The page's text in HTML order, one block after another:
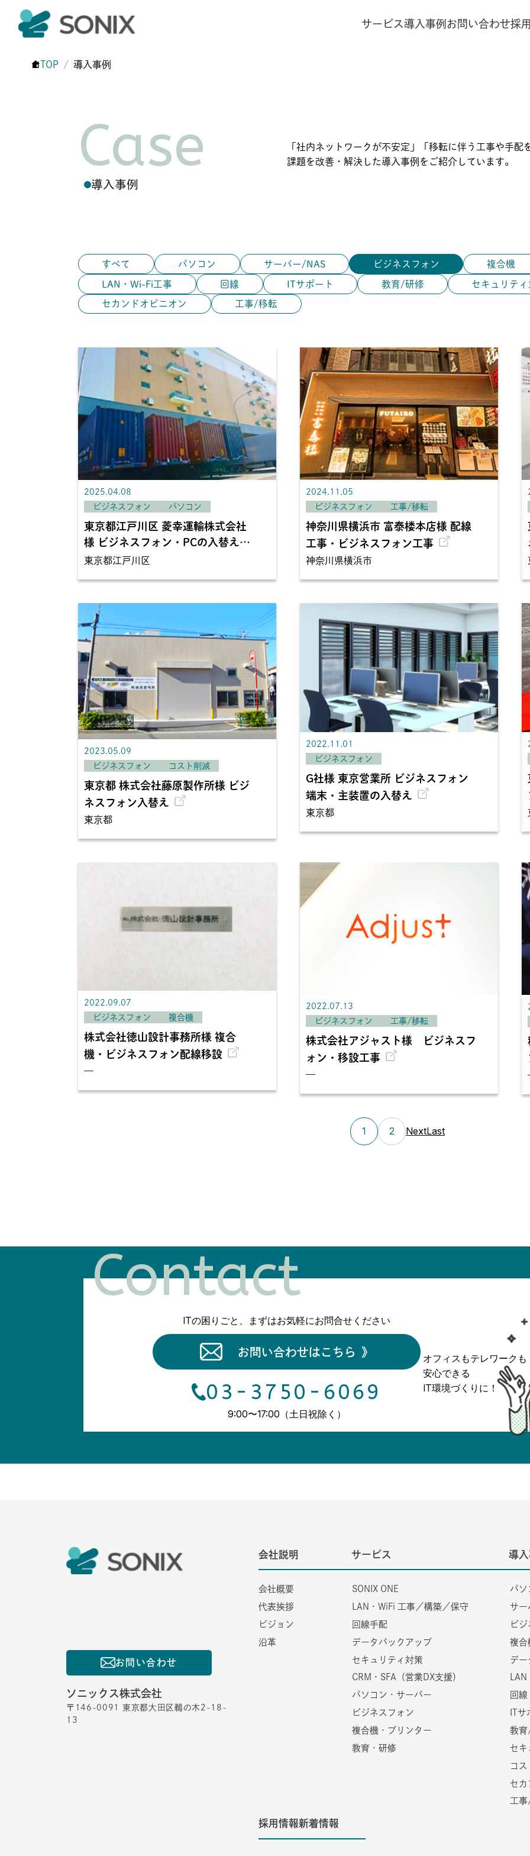
サービス導入事例 お問い合わせ採
TOP 導入事例
Case
「社内ネットワークが不安定」「移転に伴う工事や手
課題を改善・解決した導入事例をご紹介しています。
導入事例
すべて パソコン サーバー/NAS ビジネスフォン 複合機
LAN・Wi-Fi工事 回線 ITサポート 教育/研修 セキュリテ
セカンドオピニオン 工事/移転
2025.04.08
ビジネスフォン
パソコン
東京都江戸川区 菱幸運輸株式会社
様 ビジネスフォン・PCの入替え
東京都江戸川区
2024.11.05
ビジネスフォン
工事/移転
神奈川県横浜市 富泰楼本店様 配線
工事・ビジネスフォン工事
神奈川県横浜市
2023.05.09
ビジネスフォン
コスト削減
東京都 株式会社藤原製作所様 ビジ
ネスフォン入替え
東京都
2022.11.01
ビジネスフォン
G社様 東京営業所 ビジネスフォン
端末・主装置の入替え
東京都
2022.09.07
ビジネスフォン
複合機
株式会社徳山設計事務所様 複合
機・ビジネスフォン配線移設
—
2022.07.13
ビジネスフォン
工事/移転
株式会社アジャスト様 ビジネスフ
ォン・移設工事
—
1 2 NextLast
Contact
ITの困りごと、まずはお気軽にお問合せください
お問い合わせはこちら 》
03-3750-6069
9:00〜17:00（土日祝除く）
オフィスもテレワークも
安心できる
IT環境づくりに！
お問い合わせ
ソニックス株式会社
〒146-0091 東京都大田区鵜の木2-18-
13
会社説明 サービス 導
会社概要
代表挨拶
ビジョン
沿革
SONIX ONE
LAN・WiFi 工事／構築／保守
回線手配
データバックアップ
セキュリティ対策
CRM・SFA（営業DX支援）
パソコン・サーバー
ビジネスフォン
複合機・プリンター
教育・研修
パソ
サー
ビ
複合
デー
回線
IT
教
セキ
コス
セカ
工
採用情報新着情報